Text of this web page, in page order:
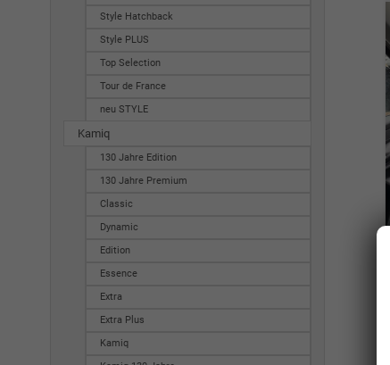
Style Hatchback
Style PLUS
Top Selection
Tour de France
neu STYLE
Kamiq
130 Jahre Edition
130 Jahre Premium
Classic
Dynamic
Edition
Essence
Extra
Extra Plus
Kamiq